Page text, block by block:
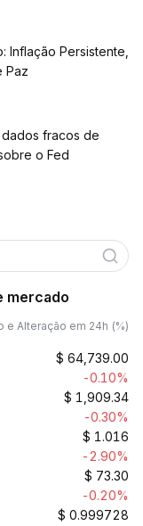
Inflação Persistente,
Paz
fracos de
o Fed
mercado
e Alteração em 24h (%)
$ 64,739.00
-0.10%
$ 1,909.34
-0.30%
$ 1.016
-2.90%
$ 73.30
-0.20%
$ 0.999728